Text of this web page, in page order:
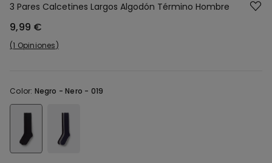
3 Pares Calcetines Largos Algodón Término Hombre
9,99 €
1 Opiniones
Color: Negro -Nero - 019